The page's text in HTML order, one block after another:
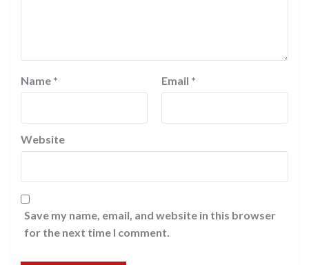
Name * Email *
Website
Save my name, email, and website in this browser
for the next time I comment.